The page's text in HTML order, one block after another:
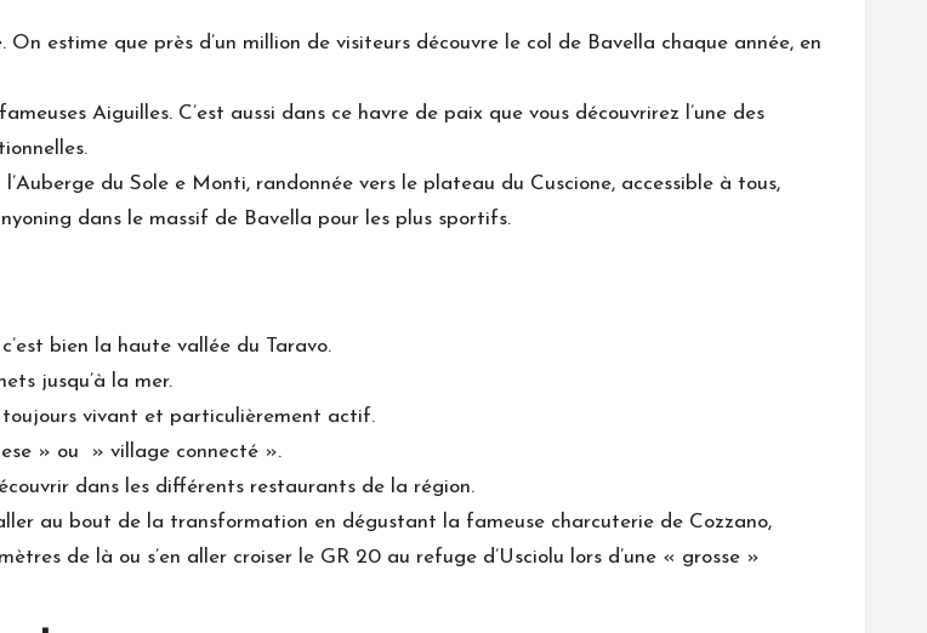
estime que près d’un million de visiteurs découvre le col de Bavella chaque année, en
Aiguilles. C’est aussi dans ce havre de paix que vous découvrirez l’une des
du Sole e Monti, randonnée vers le plateau du Cuscione, accessible à tous,
dans le massif de Bavella pour les plus sportifs.
bien la haute vallée du Taravo.
jusqu’à la mer.
vivant et particulièrement actif.
» ou » village connecté ».
dans les différents restaurants de la région.
au bout de la transformation en dégustant la fameuse charcuterie de Cozzano,
de là ou s’en aller croiser le GR 20 au refuge d’Usciolu lors d’une « grosse »